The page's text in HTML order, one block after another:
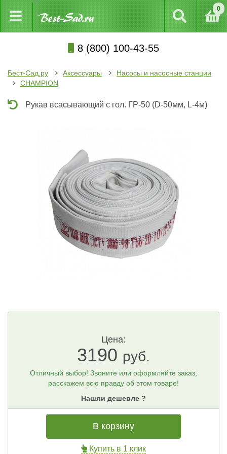
0
8 (800) 100-43-55
Бест-Сад.ру Аксессуары
Насосы и насосные станции
CHAMPION
Рукав всасывающий с гол. ГР-50 (D-50мм, L-4м)
Цена:
3190 руб.
Отличный выбор! Звоните или оформляйте заказ,
расскажем всю правду об этом товаре!
Нашли дешевле ?
В корзину
Купить в 1 клик